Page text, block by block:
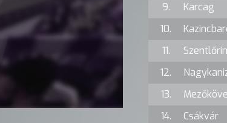
9.
Karcag
10.
11.
12.
13.
14.
Csákvár